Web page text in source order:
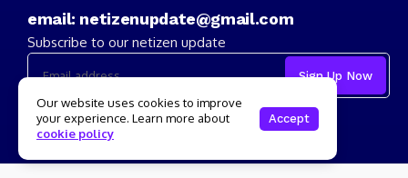
email: netizenupdate@gmail.com
Subscribe to our netizen update
I consent to the terms and conditions
Our website uses cookies to improve
your experience. Learn more about
cookie policy
Accept